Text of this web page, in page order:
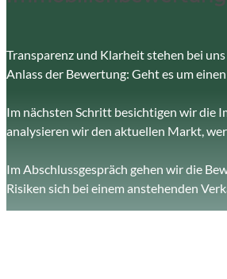
Transparenz und Klarheit stehen bei
Anlass der Bewertung: Geht es um
Im nächsten Schritt besichtigen wir die
analysieren wir den aktuellen Markt,
Im Abschlussgespräch gehen wir die
Risiken sich bei einem anstehenden